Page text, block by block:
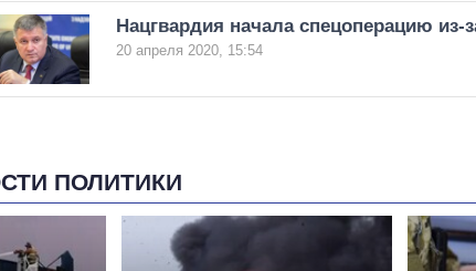
Нацгвардия начала спецоперацию из-
20 апреля 2020, 15:54
ПОЛИТИКИ